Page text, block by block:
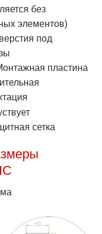
без
элементов)
под
пластина
сетка